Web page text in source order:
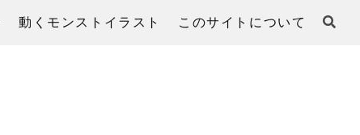
動くモンストイラスト このサイトについて